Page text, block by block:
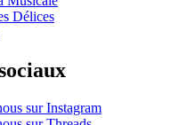
Délices
sur Instagram